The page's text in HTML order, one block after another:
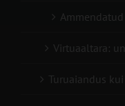
Virtuaaltara:
Turuaiandus